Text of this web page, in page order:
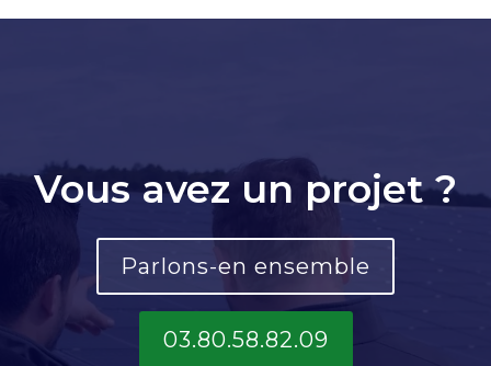
Vous avez un projet ?
Parlons-en ensemble
03.80.58.82.09